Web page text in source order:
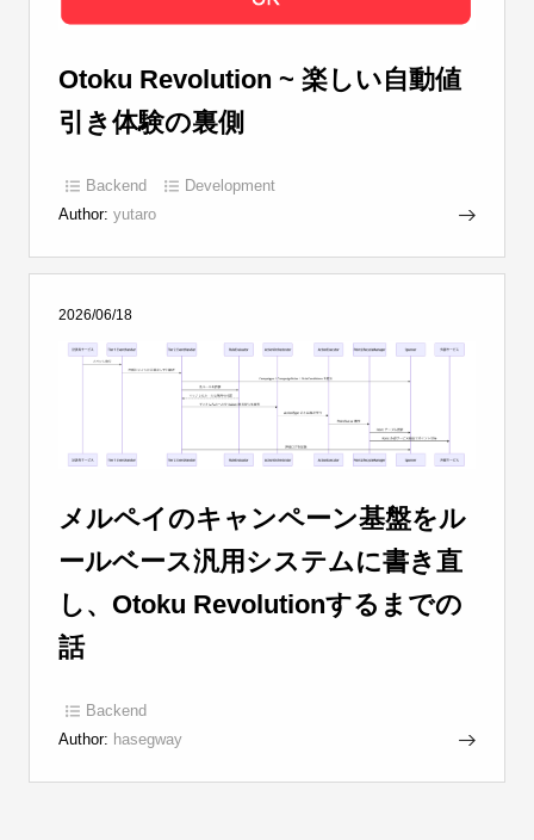
Otoku Revolution ~ 楽しい自動値
引き体験の裏側
Backend
Development
Author: yutaro
2026/06/18
メルペイのキャンペーン基盤をル
ールベース汎用システムに書き直
し、Otoku Revolutionするまでの
話
Backend
Author: hasegway